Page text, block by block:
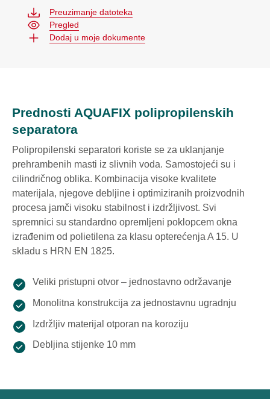
Preuzimanje datoteka
Pregled
Dodaj u moje dokumente
Prednosti AQUAFIX polipropilenskih
separatora
Polipropilenski separatori koriste se za uklanjanje
prehrambenih masti iz slivnih voda. Samostojeći su i
cilindričnog oblika. Kombinacija visoke kvalitete
materijala, njegove debljine i optimiziranih proizvodnih
procesa jamči visoku stabilnost i izdržljivost. Svi
spremnici su standardno opremljeni poklopcem okna
izrađenim od polietilena za klasu opterećenja A 15. U
skladu s HRN EN 1825.
Veliki pristupni otvor – jednostavno održavanje
Monolitna konstrukcija za jednostavnu ugradnju
Izdržljiv materijal otporan na koroziju
Debljina stijenke 10 mm